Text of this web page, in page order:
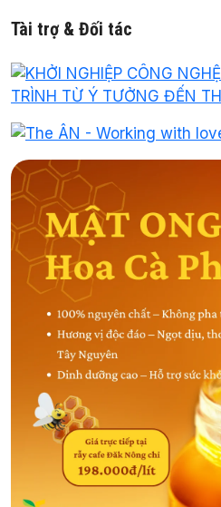
Tài trợ & Đối tác